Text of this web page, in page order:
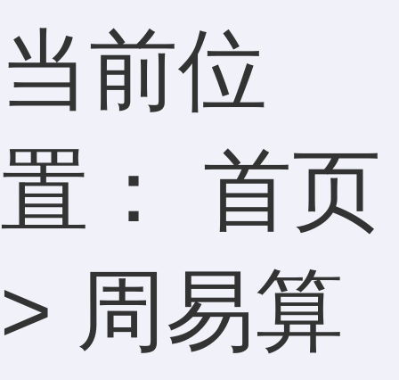
当前位
置： 首页
> 周易算